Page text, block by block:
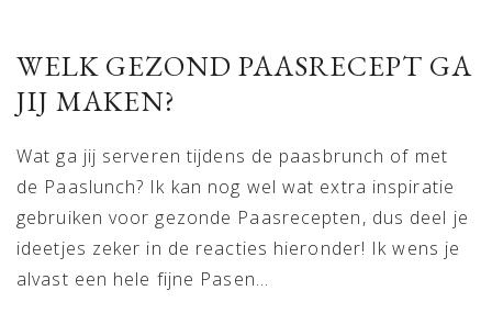
WELK GEZOND PAASRECEPT GA
JIJ MAKEN?
Wat ga jij serveren tijdens de paasbrunch of met
de Paaslunch? Ik kan nog wel wat extra inspiratie
gebruiken voor gezonde Paasrecepten, dus deel je
ideetjes zeker in de reacties hieronder! Ik wens je
alvast een hele fijne Pasen…